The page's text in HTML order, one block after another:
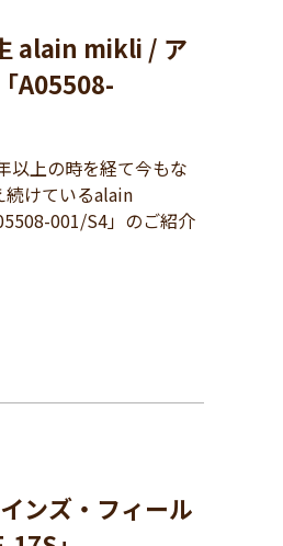
alain mikli / ア
A05508-
上の時を経て今もな
続けているalain
001/S4」のご紹介
ンズ・フィール